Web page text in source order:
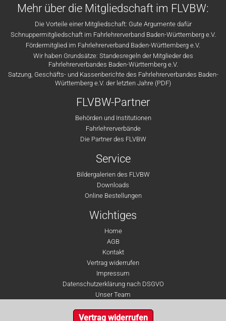
Mehr über die Mitgliedschaft im FLVBW:
Die Vorteile einer Mitgliedschaft: Gute Argumente dafür
Schnuppermitgliedschaft im Fahrlehrerverband Baden-Württemberg e.V.
Fördermitglied im Fahrlehrerverband Baden-Württemberg e.V.
Wir haben Grundsätze: Standesregeln der Mitglieder des
Fahrlehrerverbandes Baden-Württemberg e.V.
Satzung, Geschäfts- und Kassenberichte des Fahrlehrerverbandes Baden-
Württemberg e.V. der letzten Jahre (PDF)
FLVBW-Partner
Behörden und Institutionen
Fahrlehrerverbände
Die Partner des FLVBW
Service
Bildergalerien des FLVBW
Downloads
Online Bestellungen
Wichtiges
Home
AGB
Kontakt
Vertrag widerrufen
Impressum
Datenschutzerklärung nach DSGVO
Unser Team
Vertrag widerrufen